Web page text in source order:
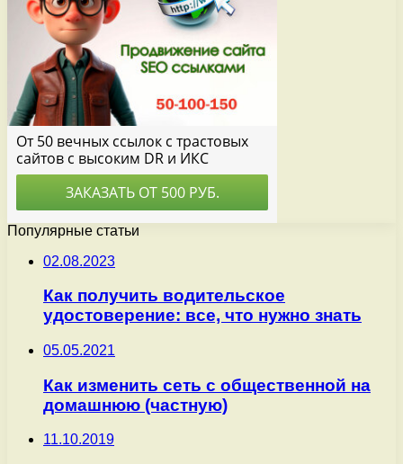
Популярные статьи
02.08.2023
Как получить водительское
удостоверение: все, что нужно знать
05.05.2021
Как изменить сеть с общественной на
домашнюю (частную)
11.10.2019